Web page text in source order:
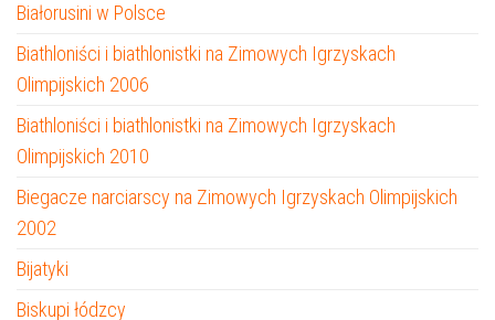
Białorusini w Polsce
Biathloniści i biathlonistki na Zimowych Igrzyskach
Olimpijskich 2006
Biathloniści i biathlonistki na Zimowych Igrzyskach
Olimpijskich 2010
Biegacze narciarscy na Zimowych Igrzyskach Olimpijskich
2002
Bijatyki
Biskupi łódzcy